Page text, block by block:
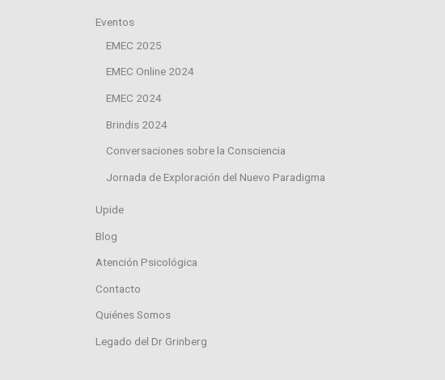
Eventos
EMEC 2025
EMEC Online 2024
EMEC 2024
Brindis 2024
Conversaciones sobre la Consciencia
Jornada de Exploración del Nuevo Paradigma
Upide
Blog
Atención Psicológica
Contacto
Quiénes Somos
Legado del Dr Grinberg